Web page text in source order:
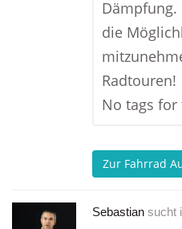
Dämpfung.
die
Radtouren!
No tags
Zur Fahrrad
Sebastian sucht